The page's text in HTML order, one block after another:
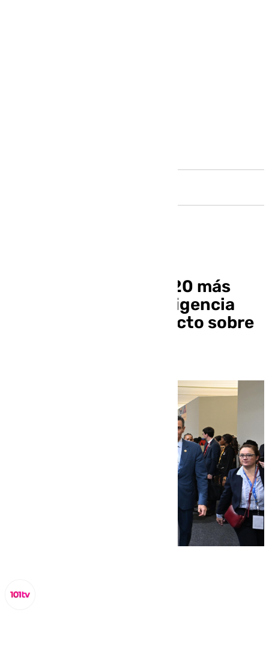
Sánchez pide en el G20 más
control sobre la inteligencia
artificial ante el impacto sobre